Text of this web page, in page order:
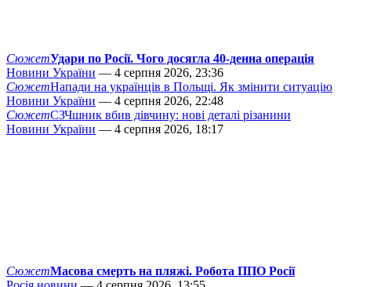
СюжетУдари по Росії. Чого досягла 40-денна операція
Новини України — 4 серпня 2026, 23:36
СюжетНапади на українців в Польщі. Як змінити ситуацію
Новини України — 4 серпня 2026, 22:48
СюжетСЗЧшник вбив дівчину: нові деталі різанини
Новини України — 4 серпня 2026, 18:17
СюжетМасова смерть на пляжі. Робота ППО Росії